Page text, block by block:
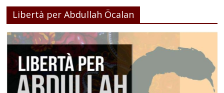
Libertà per Abdullah Öcalan